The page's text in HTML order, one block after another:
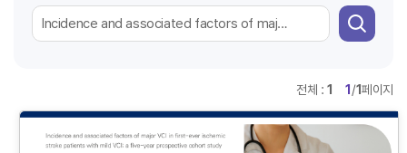
전체 :1 1 /1페이지